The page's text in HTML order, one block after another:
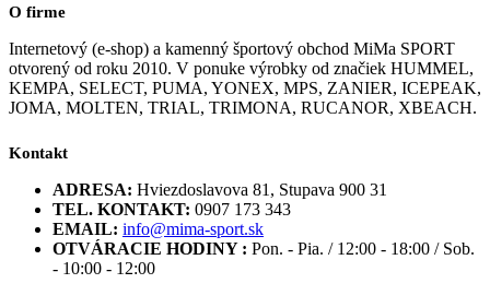
O firme
Internetový (e-shop) a kamenný športový obchod MiMa SPORT
otvorený od roku 2010. V ponuke výrobky od značiek HUMMEL,
KEMPA, SELECT, PUMA, YONEX, MPS, ZANIER, ICEPEAK,
JOMA, MOLTEN, TRIAL, TRIMONA, RUCANOR, XBEACH.
Kontakt
ADRESA: Hviezdoslavova 81, Stupava 900 31
TEL. KONTAKT: 0907 173 343
EMAIL: info@mima-sport.sk
OTVÁRACIE HODINY : Pon. - Pia. / 12:00 - 18:00 / Sob.
- 10:00 - 12:00